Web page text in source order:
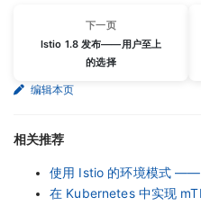
下一页
Istio 1.8 发布——用户至上
的选择
编辑本页
相关推荐
使用 Istio 的环境模式 ——
在 Kubernetes 中实现